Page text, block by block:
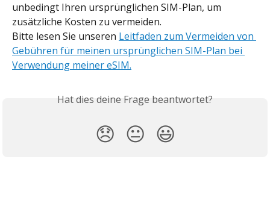
unbedingt Ihren ursprünglichen SIM-Plan, um
zusätzliche Kosten zu vermeiden.
Bitte lesen Sie unseren Leitfaden zum Vermeiden von
Gebühren für meinen ursprünglichen SIM-Plan bei
Verwendung meiner eSIM.
Hat dies deine Frage beantwortet?
😞 😐 😃